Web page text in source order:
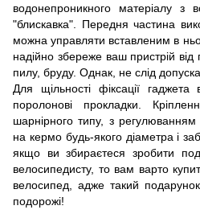
водонепроникного матеріалу з
"блискавка". Передня частина
можна управляти вставленим в
надійно збереже ваш пристрій
пилу, бруду. Однак, не слід
Для щільності фіксації
поролонові прокладки.
шарнірного типу, з регулюванням
на кермо будь-якого діаметра і
якщо ви збираєтеся зробити
велосипедисту, то вам варто
велосипед, адже такий
подорожі!